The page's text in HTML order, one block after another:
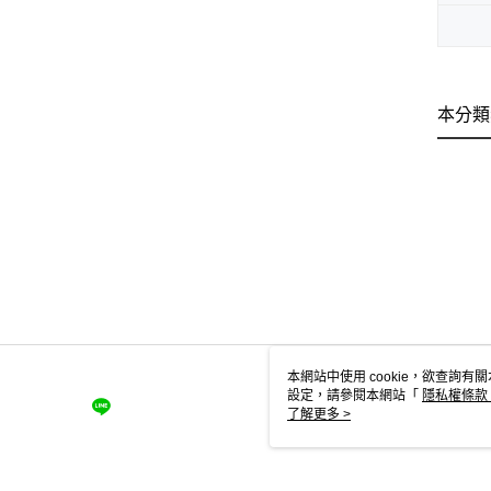
本分
本網站中使用 cookie，欲查詢有
設定，請參閱本網站「 隱私權條款
使用 cookie。
了解更多 >